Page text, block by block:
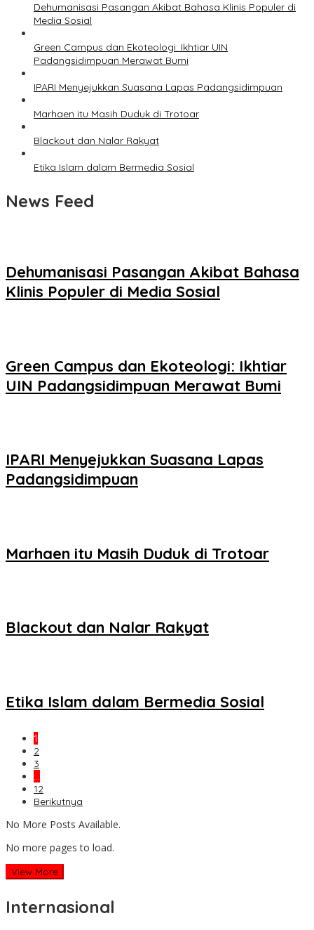
Dehumanisasi Pasangan Akibat Bahasa Klinis Populer di
Media Sosial
Green Campus dan Ekoteologi: Ikhtiar UIN
Padangsidimpuan Merawat Bumi
IPARI Menyejukkan Suasana Lapas Padangsidimpuan
Marhaen itu Masih Duduk di Trotoar
Blackout dan Nalar Rakyat
Etika Islam dalam Bermedia Sosial
News Feed
Dehumanisasi Pasangan Akibat Bahasa
Klinis Populer di Media Sosial
Green Campus dan Ekoteologi: Ikhtiar
UIN Padangsidimpuan Merawat Bumi
IPARI Menyejukkan Suasana Lapas
Padangsidimpuan
Marhaen itu Masih Duduk di Trotoar
Blackout dan Nalar Rakyat
Etika Islam dalam Bermedia Sosial
1
2
3
…
12
Berikutnya
No More Posts Available.
No more pages to load.
View More
Internasional